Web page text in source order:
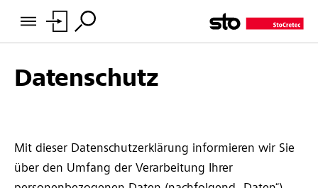
Datenschutz
Mit dieser Datenschutzerklärung informieren wir Sie
über den Umfang der Verarbeitung Ihrer